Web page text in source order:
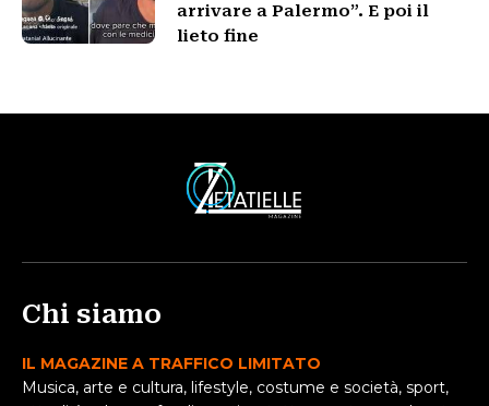
arrivare a Palermo”. E poi il
lieto fine
Chi siamo
IL MAGAZINE A TRAFFICO LIMITATO
Musica, arte e cultura, lifestyle, costume e società, sport,